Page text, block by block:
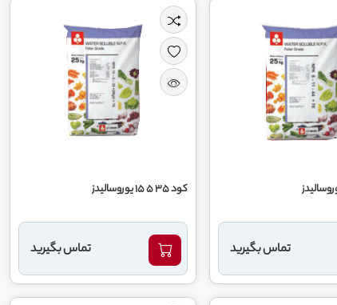
تماس بگیرید
کود 35 5 15 یوروسالیدز
تماس بگیرید